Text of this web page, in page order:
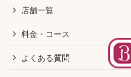
店舗一覧
料金・コース
よくある質問